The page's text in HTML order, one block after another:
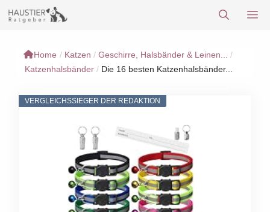
Inhalt
Home / Katzen / Geschirre, Halsbänder & Leinen...
/
Katzenhalsbänder / Die 16 besten Katzenhalsbänder...
VERGLEICHSSIEGER DER REDAKTION